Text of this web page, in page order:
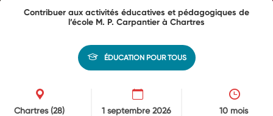
Contribuer aux activités éducatives et pédagogiques de
l’école M. P. Carpantier à Chartres
ÉDUCATION POUR TOUS
Chartres(28) 1 septembre 2026 10 mois